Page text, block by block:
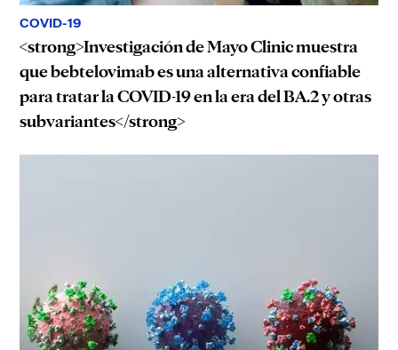
COVID-19
<strong>Investigación de Mayo Clinic muestra
que bebtelovimab es una alternativa confiable
para tratar la COVID-19 en la era del BA.2 y otras
subvariantes</strong>